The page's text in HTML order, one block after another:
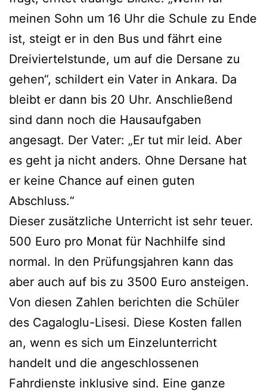
meinen Sohn um 16 Uhr die Schule zu Ende
ist, steigt er in den Bus und fährt eine
Dreiviertelstunde, um auf die Dersane zu
gehen“, schildert ein Vater in Ankara. Da
bleibt er dann bis 20 Uhr. Anschließend
sind dann noch die Hausaufgaben
angesagt. Der Vater: „Er tut mir leid. Aber
es geht ja nicht anders. Ohne Dersane hat
er keine Chance auf einen guten
Abschluss.“
Dieser zusätzliche Unterricht ist sehr teuer.
500 Euro pro Monat für Nachhilfe sind
normal. In den Prüfungsjahren kann das
aber auch auf bis zu 3500 Euro ansteigen.
Von diesen Zahlen berichten die Schüler
des Cagaloglu-Lisesi. Diese Kosten fallen
an, wenn es sich um Einzelunterricht
handelt und die angeschlossenen
Fahrdienste inklusive sind. Eine ganze